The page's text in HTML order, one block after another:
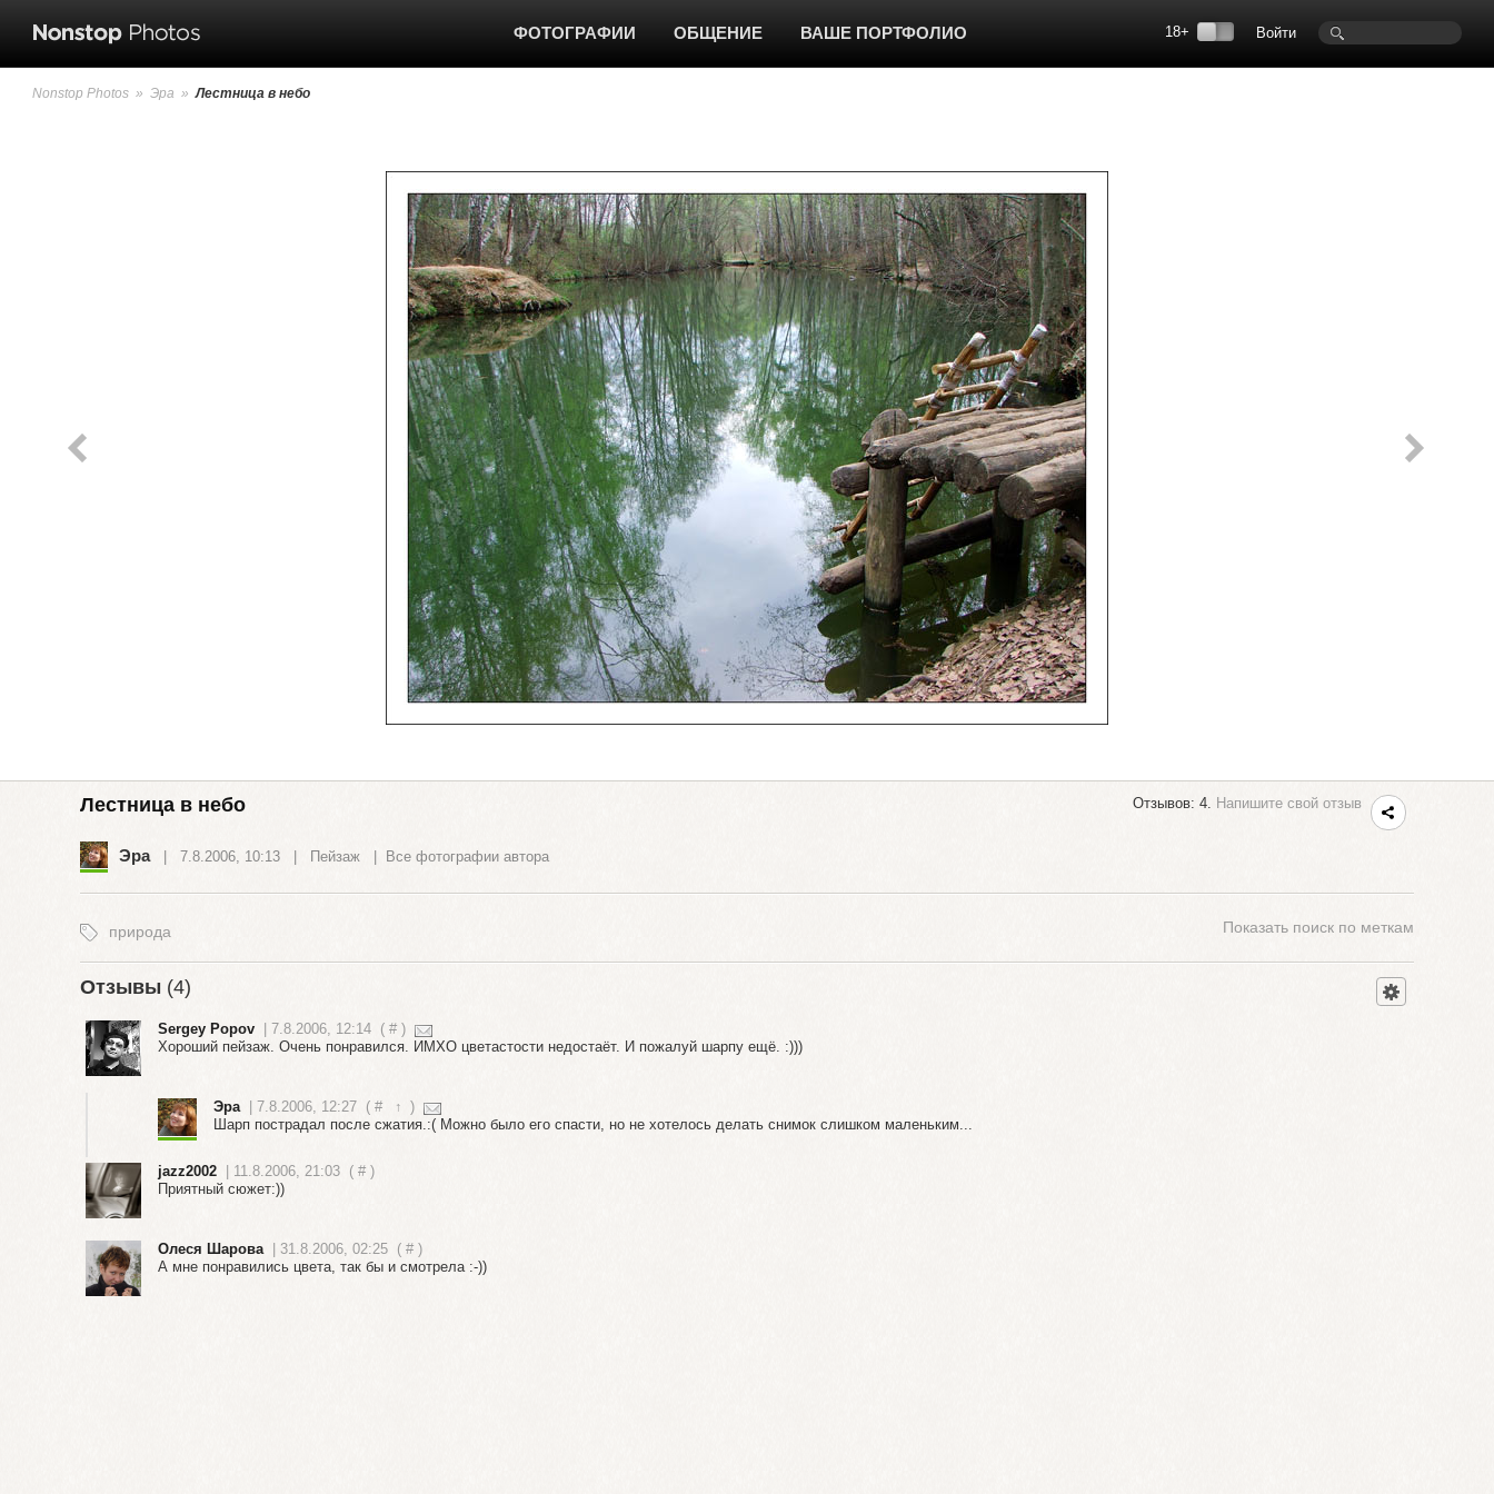
Войти
18+
ФОТОГРАФИИ ОБЩЕНИЕ ВАШЕ ПОРТФОЛИО
Nonstop Photos » Эра »Лестница в небо
Отзывов: 4. Напишите свой отзыв
Лестница в небо
Эра| 7.8.2006, 10:13 | Пейзаж Все фотографии автора
природа Показать поиск по меткам
Отзывы (4)
Sergey Popov | 7.8.2006, 12:14 ( # )
Хороший пейзаж. Очень понравился. ИМХО цветастости недостаёт. И пожалуй шарпу ещё. :)))
Эра | 7.8.2006, 12:27 ( # ↑ )
Шарп пострадал после сжатия.:( Можно было его спасти, но не хотелось делать снимок слишком маленьким...
jazz2002 | 11.8.2006, 21:03 ( # )
Приятный сюжет:))
Олеся Шарова | 31.8.2006, 02:25 ( # )
А мне понравились цвета, так бы и смотрела :-))